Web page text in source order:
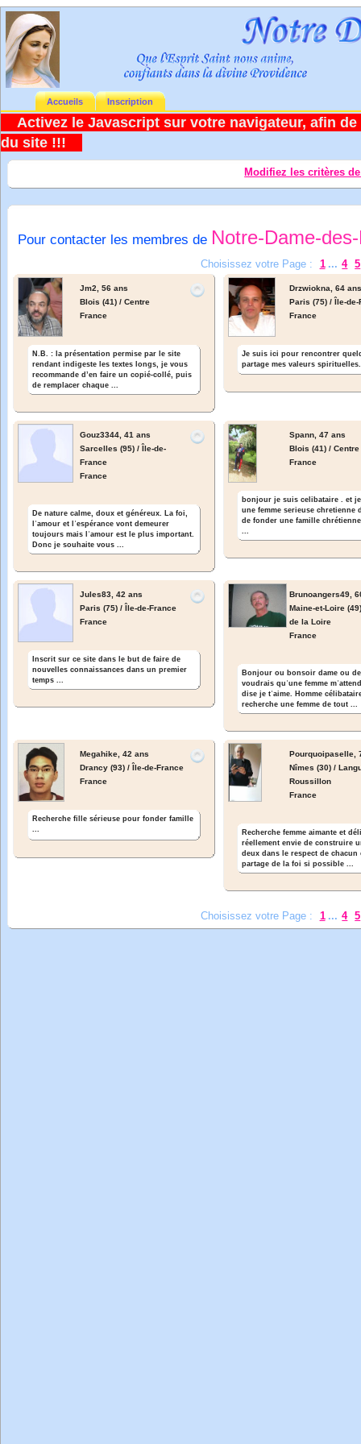
Accueils Inscription
Activez le Javascript sur votre navigateur, afin
du site !!!
Modifiez les critères
Pour contacter les membres de Notre-Dame-
Choisissez votre Page : 1 ... 4 5
Jm2,
56 ans
Blois (41) / Centre
France
N.B. : la présentation permise par le site
rendant indigeste les textes longs, je vous
recommande d’en faire un copié-collé, puis
de remplacer chaque ...
Drzwiokna,
64
Paris (75) / Île-de-
France
Je suis ici pour rencontrer
partage mes valeurs
Gouz3344, 41 ans
Sarcelles (95) / Île-de-
France
France
De nature calme, doux et généreux. La foi,
lʾamour et lʾespérance vont demeurer
toujours mais lʾamour est le plus important.
Donc je souhaite vous ...
Spann, 47 ans
Blois (41) / Centre
France
bonjour je suis celibataire . et
une femme serieuse chretienne
de fonder une famille
...
Jules83, 42 ans
Paris (75) / Île-de-France
France
Inscrit sur ce site dans le but de faire de
nouvelles connaissances dans un premier
temps ...
Brunoangers49,
Maine-et-Loire
de la Loire
France
Bonjour ou bonsoir dame ou
voudrais quʾune femme
dise je tʾaime. Homme
recherche une femme de tout ...
Megahike, 42 ans
Drancy (93) / Île-de-France
France
Recherche fille sérieuse pour fonder famille
...
Pourquoipaselle,
Nîmes (30) /
Roussillon
France
Recherche femme aimante et
réellement envie de construire
deux dans le respect de chacun
partage de la foi si possible ...
Choisissez votre Page : 1 ... 4 5